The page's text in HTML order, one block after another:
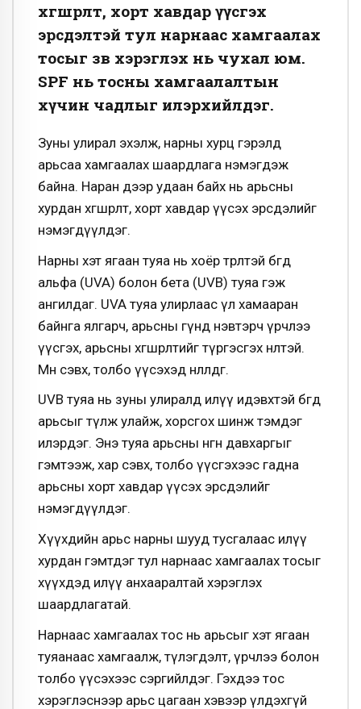
хөгшрөлт, хорт хавдар үүсгэх
эрсдэлтэй тул нарнаас хамгаалах
тосыг зөв хэрэглэх нь чухал юм.
SPF нь тосны хамгаалалтын
хүчин чадлыг илэрхийлдэг.
Зуны улирал эхэлж, нарны хурц гэрэлд
арьсаа хамгаалах шаардлага нэмэгдэж
байна. Наран дээр удаан байх нь арьсны
хурдан хөгшрөлт, хорт хавдар үүсэх эрсдэлийг
нэмэгдүүлдэг.
Нарны хэт ягаан туяа нь хоёр төрөлтэй бөгөөд
альфа (UVA) болон бета (UVB) туяа гэж
ангилдаг. UVA туяа улирлаас үл хамааран
байнга ялгарч, арьсны гүнд нэвтэрч үрчлээ
үүсгэх, арьсны хөгшрөлтийг түргэсгэх нөлөөтэй.
Мөн сэвх, толбо үүсэхэд нөлөөлдөг.
UVB туяа нь зуны улиралд илүү идэвхтэй бөгөөд
арьсыг түлж улайж, хорсгох шинж тэмдэг
илэрдэг. Энэ туяа арьсны өнгөн давхаргыг
гэмтээж, хар сэвх, толбо үүсгэхээс гадна
арьсны хорт хавдар үүсэх эрсдэлийг
нэмэгдүүлдэг.
Хүүхдийн арьс нарны шууд тусгалаас илүү
хурдан гэмтдэг тул нарнаас хамгаалах тосыг
хүүхдэд илүү анхааралтай хэрэглэх
шаардлагатай.
Нарнаас хамгаалах тос нь арьсыг хэт ягаан
туяанаас хамгаалж, түлэгдэлт, үрчлээ болон
толбо үүсэхээс сэргийлдэг. Гэхдээ тос
хэрэглэснээр арьс цагаан хэвээр үлдэхгүй